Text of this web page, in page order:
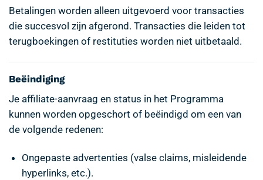
Betalingen worden alleen uitgevoerd voor transacties
die succesvol zijn afgerond. Transacties die leiden tot
terugboekingen of restituties worden niet uitbetaald.
Beëindiging
Je affiliate-aanvraag en status in het Programma
kunnen worden opgeschort of beëindigd om een van
de volgende redenen:
Ongepaste advertenties (valse claims, misleidende
hyperlinks, etc.).